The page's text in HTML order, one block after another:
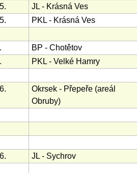
JL - Krásná Ves
PKL - Krásná Ves
BP - Chotětov
PKL - Velké Hamry
Okrsek - Přepeře (areál
Obruby)
JL - Sychrov